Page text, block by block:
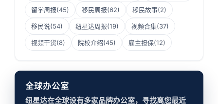
留学周报(45) 移民周报(62) 移民故事(2)
移民说(54) 纽星达周报(19) 视频合集(37)
视频干货(8) 院校介绍(45) 雇主担保(12)
全球办公室
纽星达在全球设有多家品牌办公室，寻找离您最近